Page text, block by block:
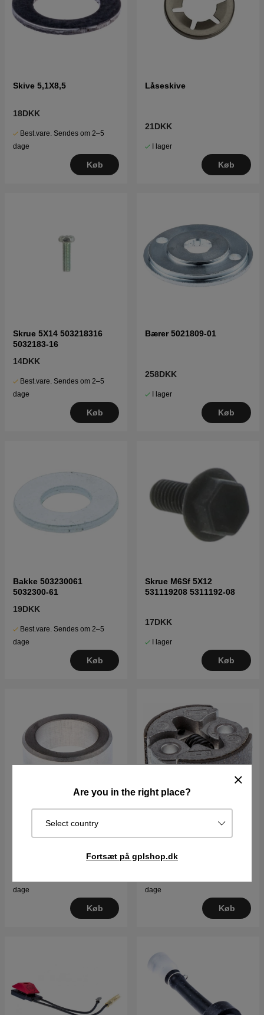
Are you in the right place?
Select country
Fortsæt på gplshop.dk
Skive 5,1X8,5
18DKK
Best.vare. Sendes om 2–5
dage
Køb
Låseskive
21DKK
I lager
Køb
Skrue 5X14 503218316
5032183-16
14DKK
Best.vare. Sendes om 2–5
dage
Køb
Bærer 5021809-01
258DKK
I lager
Køb
Bakke 503230061
5032300-61
19DKK
Best.vare. Sendes om 2–5
dage
Køb
Skrue M6Sf 5X12
531119208 5311192-08
17DKK
I lager
Køb
Ring Afstandsring
dage
Køb
132R, 133R, GC2032
465DKK
dage
Køb